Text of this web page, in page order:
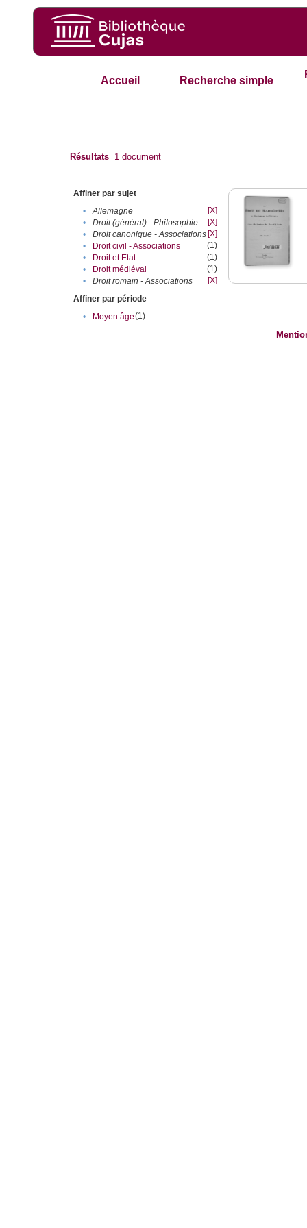
Accueil Recherche simple
Résultats 1 document
Affiner par sujet
•
Allemagne
[X]
•
Droit (général) - Philosophie
[X]
•
Droit canonique - Associations [X]
•
Droit civil - Associations
(1)
•
Droit et Etat
(1)
•
Droit médiéval
(1)
•
Droit romain - Associations
[X]
Affiner par période
•
Moyen âge(1)